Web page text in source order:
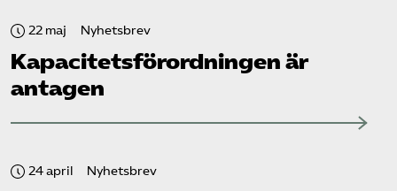
22 maj Nyhetsbrev
Kapacitets­förordningen är
antagen
24 april Nyhetsbrev